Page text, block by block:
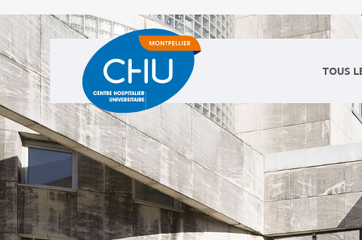
TOUS